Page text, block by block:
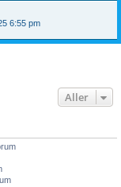
6:55 pm
Aller